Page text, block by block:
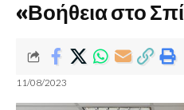
«Βοήθεια στο
11/08/2023